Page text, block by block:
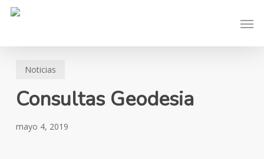
Skip
Noticias
Consultas Geodesia
mayo 4, 2019